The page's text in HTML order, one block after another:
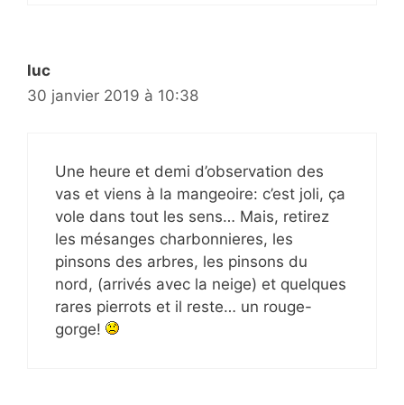
luc
30 janvier 2019 à 10:38
Une heure et demi d’observation des
vas et viens à la mangeoire: c’est joli, ça
vole dans tout les sens… Mais, retirez
les mésanges charbonnieres, les
pinsons des arbres, les pinsons du
nord, (arrivés avec la neige) et quelques
rares pierrots et il reste… un rouge-
gorge!